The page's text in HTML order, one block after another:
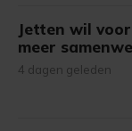
Jetten wil
meer
4 dagen geleden